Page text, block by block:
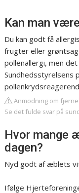
Kan man
Du kan godt få
frugter eller
pollenallergi, men
Sundhedsstyrelsens
Anmodning om
Se det fulde svar på
Hvor mange
dagen?
Nyd godt af æblets
Ifølge